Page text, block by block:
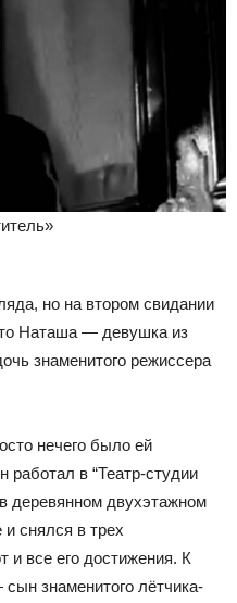
но на втором свидании
Наташа — девушка из
знаменитого режиссера
нечего было ей
работал в “Театр-студии
деревянном двухэтажном
и снялся в трех
и все его достижения. К
знаменитого лётчика-